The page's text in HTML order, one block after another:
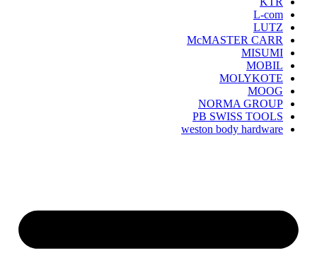
L-com
LUTZ
McMASTER CARR
MISUMI
MOBIL
MOLYKOTE
MOOG
NORMA GROUP
PB SWISS TOOLS
weston body hardware